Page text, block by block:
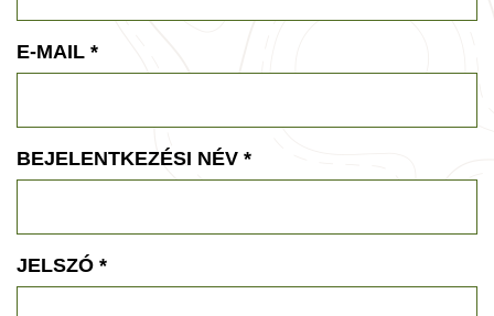
E-MAIL *
BEJELENTKEZÉSI NÉV *
JELSZÓ *